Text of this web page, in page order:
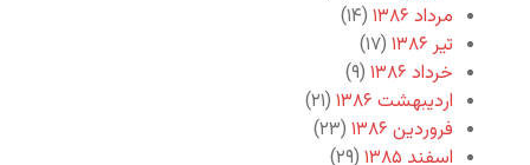
مرداد ۱۳۸۶
(۱۴)
تیر ۱۳۸۶
(۱۷)
خرداد ۱۳۸۶
(۹)
اردیبهشت ۱۳۸۶
(۲۱)
فروردین ۱۳۸۶
(۲۳)
اسفند ۱۳۸۵
(۲۹)